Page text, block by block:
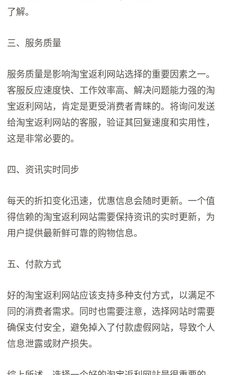
了解。
三、服务质量
服务质量是影响淘宝返利网站选择的重要因素之一。
客服反应速度快、工作效率高、解决问题能力强的淘
宝返利网站，肯定是更受消费者青睐的。将询问发送
给淘宝返利网站的客服，验证其回复速度和实用性，
这是非常必要的。
四、资讯实时同步
每天的折扣变化迅速，优惠信息会随时更新。一个值
得信赖的淘宝返利网站需要保持资讯的实时更新，为
用户提供最新鲜可靠的购物信息。
五、付款方式
好的淘宝返利网站应该支持多种支付方式，以满足不
同的消费者需求。同时也需要注意，选择网站时需要
确保支付安全，避免掉入了付款虚假网站，导致个人
信息泄露或财产损失。